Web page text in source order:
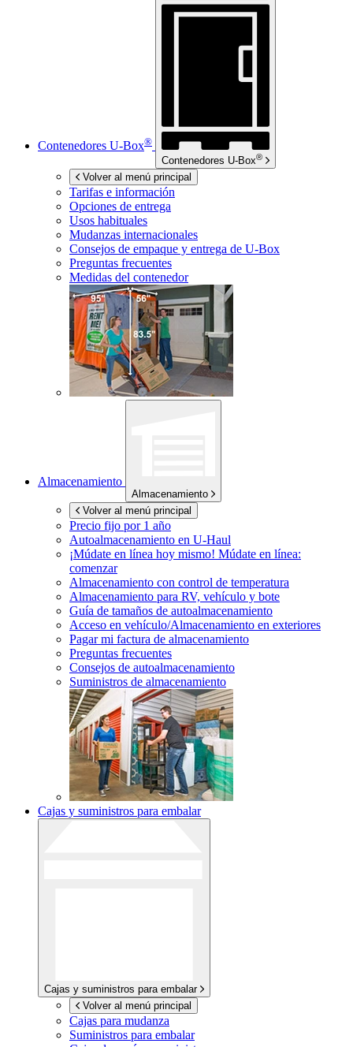
Contenedores U-Box®
Contenedores U-Box®
Volver al menú principal
Tarifas e información
Opciones de entrega
Usos habituales
Mudanzas internacionales
Consejos de empaque y entrega de U-Box
Preguntas frecuentes
Medidas del contenedor
Almacenamiento
Almacenamiento
Volver al menú principal
Precio fijo por 1 año
Autoalmacenamiento en U-Haul
¡Múdate en línea hoy mismo! Múdate en línea:
comenzar
Almacenamiento con control de temperatura
Almacenamiento para RV, vehículo y bote
Guía de tamaños de autoalmacenamiento
Acceso en vehículo/Almacenamiento en exteriores
Pagar mi factura de almacenamiento
Preguntas frecuentes
Consejos de autoalmacenamiento
Suministros de almacenamiento
Cajas y suministros para embalar
Cajas y suministros para embalar
Volver al menú principal
Cajas para mudanza
Suministros para embalar